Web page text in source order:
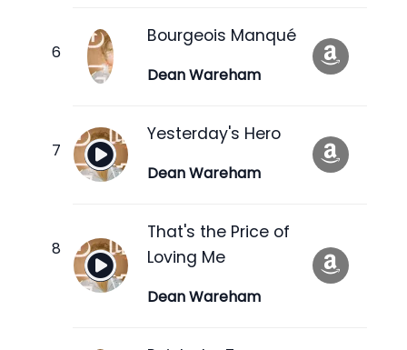
Bourgeois Manqué
Dean Wareham
Yesterday's Hero
Dean Wareham
That's the Price of
Loving Me
Dean Wareham